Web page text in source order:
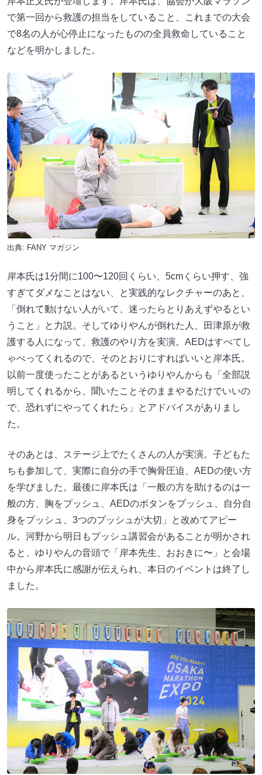
で第一回から救護の担当をしていること、これまでの大会
で8名の人が心停止になったものの全員救命していること
などを明かしました。
出典: FANY マガジン
岸本氏は1分間に100〜120回くらい、5cmくらい押す、強
すぎてダメなことはない、と実践的なレクチャーのあと、
「倒れて動けない人がいて、迷ったらとりあえずやるとい
うこと」と力説。そしてゆりやんが倒れた人、田津原が救
護する人になって、救護のやり方を実演。AEDはすべてし
ゃべってくれるので、そのとおりにすればいいと岸本氏。
以前一度使ったことがあるというゆりやんからも「全部説
明してくれるから、聞いたことそのままやるだけでいいの
で、恐れずにやってくれたら」とアドバイスがありまし
た。
そのあとは、ステージ上でたくさんの人が実演。子どもた
ちも参加して、実際に自分の手で胸骨圧迫、AEDの使い方
を学びました。最後に岸本氏は「一般の方を助けるのは一
般の方、胸をプッシュ、AEDのボタンをプッシュ、自分自
身をプッシュ、3つのプッシュが大切」と改めてアピー
ル。河野から明日もプッシュ講習会があることが明かされ
ると、ゆりやんの音頭で「岸本先生、おおきに〜」と会場
中から岸本氏に感謝が伝えられ、本日のイベントは終了し
ました。